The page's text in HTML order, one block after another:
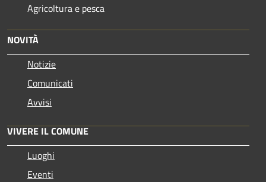
Agricoltura e pesca
NOVITÀ
Notizie
Comunicati
Avvisi
VIVERE IL COMUNE
Luoghi
Eventi